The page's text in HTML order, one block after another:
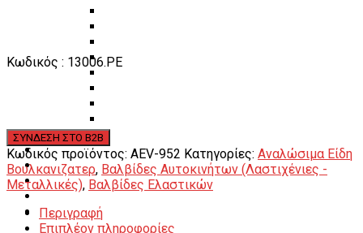
Εργαλεία Χειρός
ΚΑΤΑΛΟΓΟΣ
DOWNLOADS
VIDEO & ΝΕΑ
ΕΠΙΚΟΙΝΩΝΙΑ
ΕΝ
Κωδικός : 13006.PE
Κωδικός προϊόντος: AEV-952 Κατηγορίες: Αναλώσιμα Είδη
Βουλκανιζατερ, Βαλβίδες Αυτοκινήτων (Λαστιχένιες -
Μεταλλικές), Βαλβίδες Ελαστικών
Περιγραφή
Επιπλέον πληροφορίες